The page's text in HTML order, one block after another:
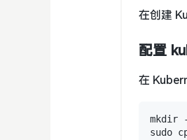
在创建
配置
在
mkdir -
sudo